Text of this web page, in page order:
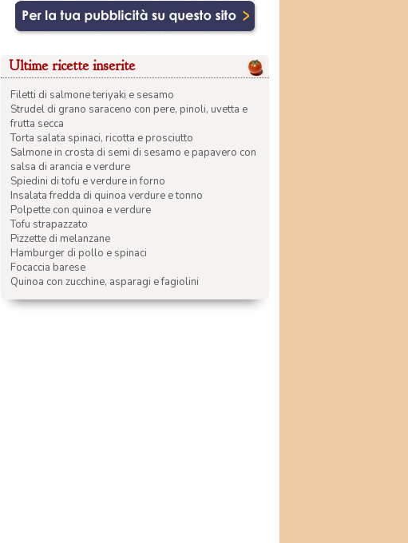
Ultime ricette inserite
Filetti di salmone teriyaki e sesamo
Strudel di grano saraceno con pere, pinoli, uvetta e
frutta secca
Torta salata spinaci, ricotta e prosciutto
Salmone in crosta di semi di sesamo e papavero con
salsa di arancia e verdure
Spiedini di tofu e verdure in forno
Insalata fredda di quinoa verdure e tonno
Polpette con quinoa e verdure
Tofu strapazzato
Pizzette di melanzane
Hamburger di pollo e spinaci
Focaccia barese
Quinoa con zucchine, asparagi e fagiolini